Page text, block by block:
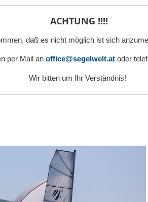
ACHTUNG !!!!
daß es nicht möglich ist sich
per Mail an office@segelwelt.at oder
Wir bitten um Ihr Verständnis!